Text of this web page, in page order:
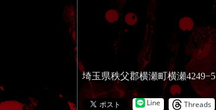
埼玉県秩父郡横瀬町横瀬4249−5
Line Threads